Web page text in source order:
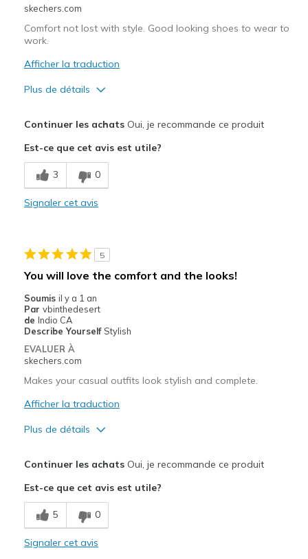
skechers.com
Comfort not lost with style. Good looking shoes to wear to
work.
Afficher la traduction
Plus de détails
Breathe Well
Comfortable
Le contre
Les meilleures utilisations
Sizing
Feels true to size
View On Shoes
I'm Really Into Shoes
Continuer les achatsOui, je recommande ce produit
Est-ce que cet avis est utile?
3 0
Signaler cet avis
5
You will love the comfort and the looks!
Soumis il y a 1 an
Par vbinthedesert
de Indio CA
Describe Yourself Stylish
EVALUER À
skechers.com
Makes your casual outfits look stylish and complete.
Afficher la traduction
Plus de détails
Breathe Well
Comfortable
Continuer les achatsOui, je recommande ce produit
Est-ce que cet avis est utile?
5 0
Signaler cet avis